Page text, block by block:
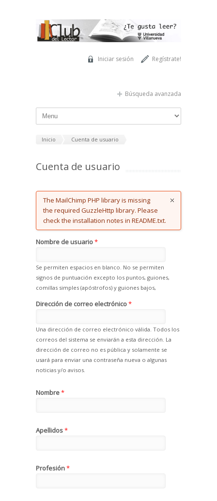
Regístrate!
Iniciar sesión
Búsqueda avanzada
Inicio Cuenta de usuario
Cuenta de usuario
Error message
The MailChimp PHP library is missing
the required GuzzleHttp library. Please
check the installation notes in README.txt.
Nombre de usuario*
Se permiten espacios en blanco. No se permiten
signos de puntuación excepto los puntos, guiones,
comillas simples (apóstrofos) y guiones bajos,
Dirección de correo electrónico*
Una dirección de correo electrónico válida. Todos los
correos del sistema se enviarán a esta dirección. La
dirección de correo no es pública y solamente se
usará para enviar una contraseña nueva o algunas
noticias y/o avisos.
Nombre*
Apellidos*
Profesión*